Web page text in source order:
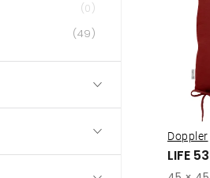
0
49
o
LIFE
Doppler